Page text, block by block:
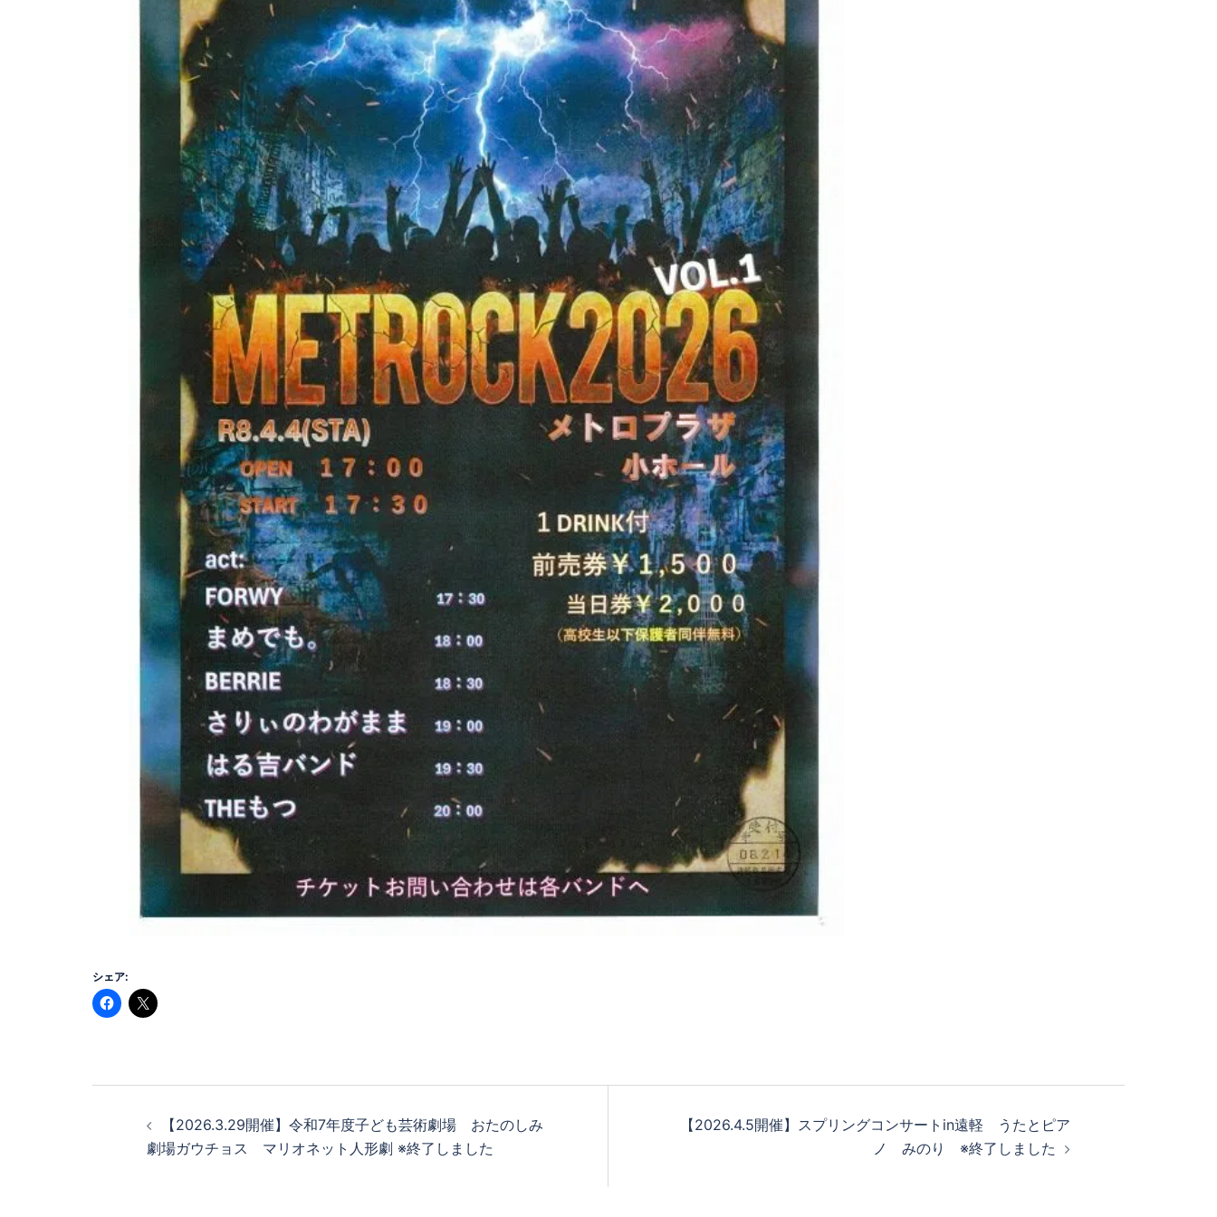
シェア:
【2026.3.29開催】令和7年度子ども芸術劇場 おたのしみ
劇場ガウチョス マリオネット人形劇 ※終了しました
【2026.4.5開催】スプリングコンサートin遠軽 うたとピア
ノ みのり ※終了しました